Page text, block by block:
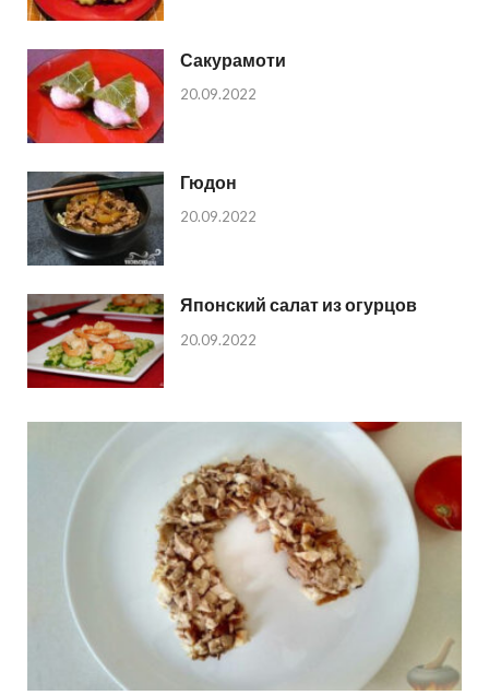
Сакурамоти
20.09.2022
Гюдон
20.09.2022
Японский салат из огурцов
20.09.2022